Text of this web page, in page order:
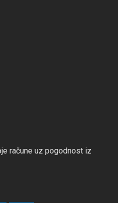
račune uz pogodnost iz